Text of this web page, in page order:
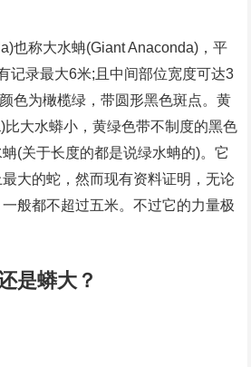
也称大水蚺(Giant Anaconda)，平
记录最大6米;且中间部位宽度可达3
色为橄榄绿，带圆形黑色斑点。黄
大水蟒小，黄绿色带不制度的黑色
(关于长度的都是说绿水蚺的)。它
大的蛇，然而现有资料证明，无论
般都不超过五米。不过它的力量极
是蟒大？